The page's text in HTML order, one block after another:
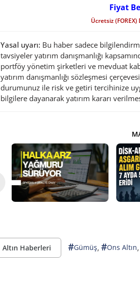
Fiyat
Ücretsiz (FOREX)
Yasal uyarı: Bu haber sadece
tavsiyeler yatırım danışmanlığı
portföy yönetim şirketleri ve mevduat
yatırım danışmanlığı sözleşmesi
durumunuz ile risk ve getiri tercihinize
bilgilere dayanarak yatırım kararı
Altın Haberleri #Gümüş, #Ons Altın,